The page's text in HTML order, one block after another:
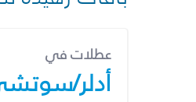
عطلات في
أدلر/